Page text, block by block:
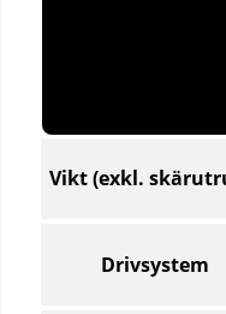
Vikt (exkl.
Drivsystem